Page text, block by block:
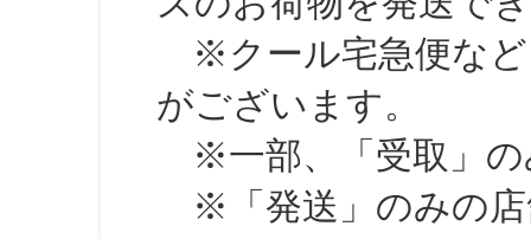
※クール宅急便など
がございます。
※一部、「受取」の
※「発送」のみの店